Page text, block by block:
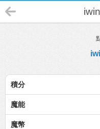
積分
魔能
魔幣